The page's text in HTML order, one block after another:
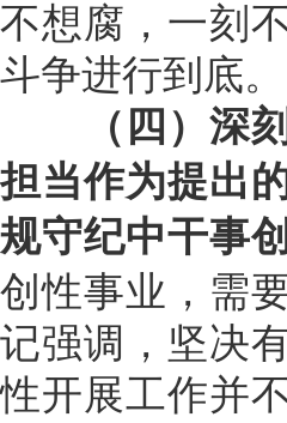
不想腐，一刻
斗争进行到底。
（四）深刻
担当作为提出
规守纪中干事创
创性事业，需
记强调，坚决
性开展工作并